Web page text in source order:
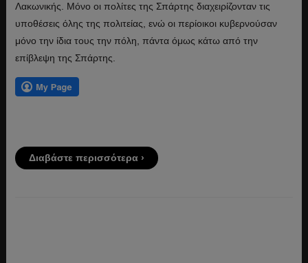
Λακωνικής. Μόνο οι πολίτες της Σπάρτης διαχειρίζονταν τις
υποθέσεις όλης της πολιτείας, ενώ οι περίοικοι κυβερνούσαν
μόνο την ίδια τους την πόλη, πάντα όμως κάτω από την
επίβλεψη της Σπάρτης.
Διαβάστε περισσότερα ›